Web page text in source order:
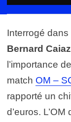
Interrogé
Bernard
l’importance
match OM –
rapporté un
d’euros.